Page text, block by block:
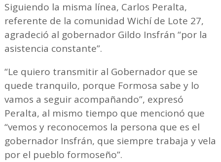
Siguiendo la misma línea, Carlos Peralta,
referente de la comunidad Wichí de Lote 27,
agradeció al gobernador Gildo Insfrán “por la
asistencia constante”.
“Le quiero transmitir al Gobernador que se
quede tranquilo, porque Formosa sabe y lo
vamos a seguir acompañando”, expresó
Peralta, al mismo tiempo que mencionó que
“vemos y reconocemos la persona que es el
gobernador Insfrán, que siempre trabaja y vela
por el pueblo formoseño”.